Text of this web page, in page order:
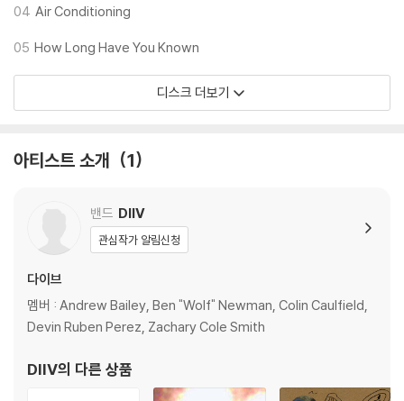
※ 재생 불량
모델) 다이내믹 사운드의 편차가 큰 트랙을 재생할 때 이상 현상이 발생할
수 있습니다.
기기 문제로 인해 발생하는 재생 불량 현상에 대해서는 반품/교환이 불가
다. 전용 제품으로 이를 제거하면 대부분 해결됩니다.
※ 디스크 외관 불량
1) 열을 가하여 제작하는 바이닐 공정 특성상 디스크 표면이 미세하게 울
렁거리거나 휘어지는 경우가 있습니다.
재생이 불안정한 경우 스태빌라이저를 사용하시면 좀 더 안정적인 재생이
가능합니다.
2) 재생 음역의 왜곡을 최소화 하고 반복 재생시에도 최대한 일관되게 유
블 스핀들에 맞지 않는 경우에는 전용 제품 등을 이용하여 센터 홀을 조정
04 Air Conditioning
05 How Long Have You Known
디스크 더보기
아티스트 소개 1
밴드 DIIV
관심작가 알림신청
다이브
멤버 : Andrew Bailey, Ben "Wolf" Newman, Colin Caulfield,
Devin Ruben Perez, Zachary Cole Smith
DIIV의 다른 상품